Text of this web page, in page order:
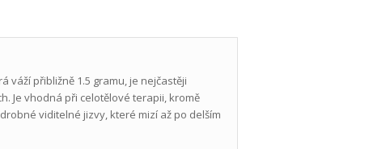
váží přibližně 1.5 gramu, je nejčastěji
Je vhodná při celotělové terapii, kromě
viditelné jizvy, které mizí až po delším